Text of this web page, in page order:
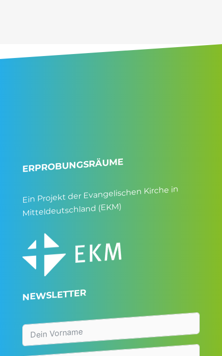
ERPROBUNGSRÄUME
Ein Projekt der Evangelischen Kirche in
Mitteldeutschland (EKM)
NEWSLETTER